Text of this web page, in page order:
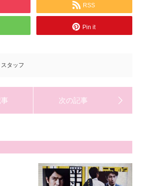
RSS
Pin it
スタッフ